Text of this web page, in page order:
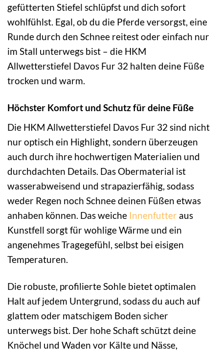
gefütterten Stiefel schlüpfst und dich sofort
wohlfühlst. Egal, ob du die Pferde versorgst, eine
Runde durch den Schnee reitest oder einfach nur
im Stall unterwegs bist – die HKM
Allwetterstiefel Davos Fur 32 halten deine Füße
trocken und warm.
Höchster Komfort und Schutz für deine Füße
Die HKM Allwetterstiefel Davos Fur 32 sind nicht
nur optisch ein Highlight, sondern überzeugen
auch durch ihre hochwertigen Materialien und
durchdachten Details. Das Obermaterial ist
wasserabweisend und strapazierfähig, sodass
weder Regen noch Schnee deinen Füßen etwas
anhaben können. Das weiche Innenfutter aus
Kunstfell sorgt für wohlige Wärme und ein
angenehmes Tragegefühl, selbst bei eisigen
Temperaturen.
Die robuste, profilierte Sohle bietet optimalen
Halt auf jedem Untergrund, sodass du auch auf
glattem oder matschigem Boden sicher
unterwegs bist. Der hohe Schaft schützt deine
Knöchel und Waden vor Kälte und Nässe,